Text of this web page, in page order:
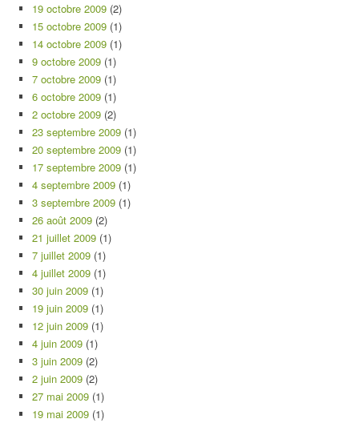
19 octobre 2009 (2)
15 octobre 2009 (1)
14 octobre 2009 (1)
9 octobre 2009 (1)
7 octobre 2009 (1)
6 octobre 2009 (1)
2 octobre 2009 (2)
23 septembre 2009 (1)
20 septembre 2009 (1)
17 septembre 2009 (1)
4 septembre 2009 (1)
3 septembre 2009 (1)
26 août 2009 (2)
21 juillet 2009 (1)
7 juillet 2009 (1)
4 juillet 2009 (1)
30 juin 2009 (1)
19 juin 2009 (1)
12 juin 2009 (1)
4 juin 2009 (1)
3 juin 2009 (2)
2 juin 2009 (2)
27 mai 2009 (1)
19 mai 2009 (1)